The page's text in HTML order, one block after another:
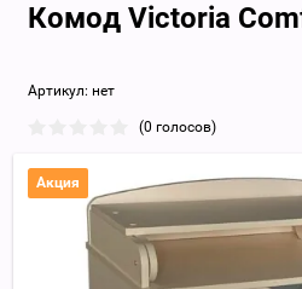
Комод Victoria
Артикул: нет
(0 голосов)
Акция